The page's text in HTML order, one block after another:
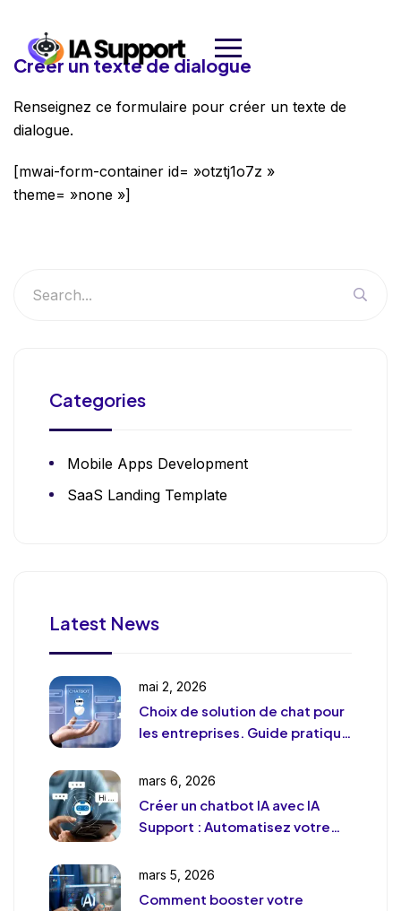
Créer un texte de dialogue
Renseignez ce formulaire pour créer un texte de
dialogue.
[mwai-form-container id= »otztj1o7z »
theme= »none »]
Categories
Mobile Apps Development
SaaS Landing Template
Latest News
mai 2, 2026
Choix de solution de chat pour
les entreprises. Guide pratique
mars 6, 2026
Créer un chatbot IA avec IA
Support : Automatisez votre
déshumaniser)
mars 5, 2026
Comment booster votre